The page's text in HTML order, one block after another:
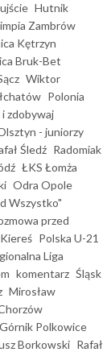
Hutnik
Zambrów
Kętrzyn
Bruk-Bet
Wiktor
Polonia
zdobywaj
- juniorzy
Śledź Radomiak
ŁKS Łomża
Odra Opole
Wszystko"
przed
Polska U-21
Liga
komentarz Śląsk
Mirosław
Górnik Polkowice
Borkowski Rafał